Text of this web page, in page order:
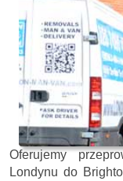
Oferujemy
Londynu do